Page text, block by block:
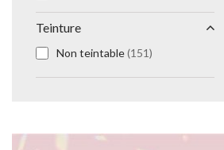
Teinture
Non teintable(151)